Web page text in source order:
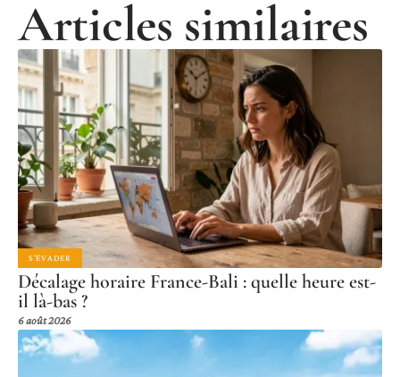
Articles similaires
S'ÉVADER
Décalage horaire France-Bali : quelle heure est-
il là-bas ?
6 août 2026